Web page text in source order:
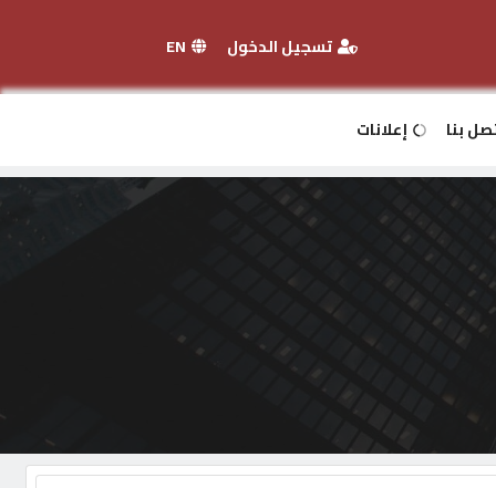
تسجيل الدخول
بنا إعلانات